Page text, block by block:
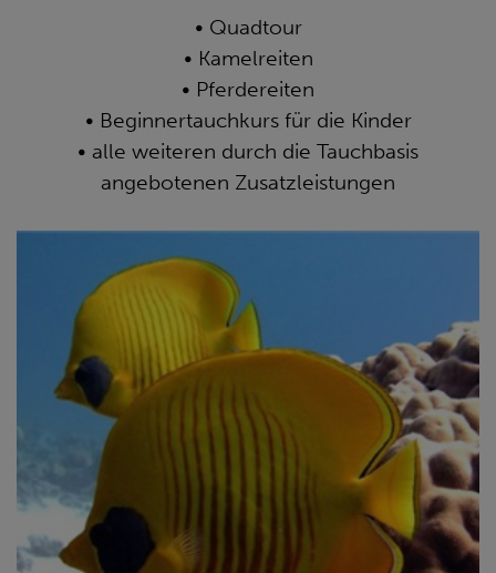
• Quadtour
• Kamelreiten
• Pferdereiten
• Beginnertauchkurs für die Kinder
• alle weiteren durch die Tauchbasis
angebotenen Zusatzleistungen